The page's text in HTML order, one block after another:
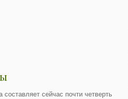
составляет сейчас почти четверть